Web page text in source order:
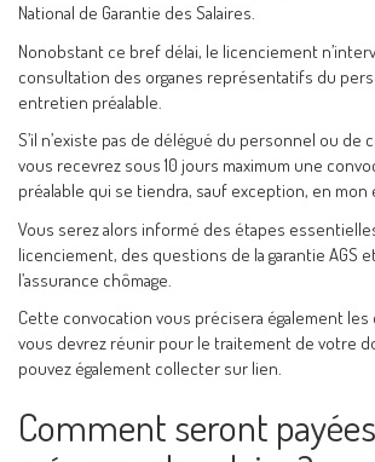
National de Garantie des Salaires.
Nonobstant ce bref délai, le licenciement
consultation des organes représentatifs du
entretien préalable.
S’il n’existe pas de délégué du personnel ou de
vous recevrez sous 10 jours maximum une
préalable qui se tiendra, sauf exception, en mon
Vous serez alors informé des étapes
licenciement, des questions de la garantie AGS
l’assurance chômage.
Cette convocation vous précisera également
vous devrez réunir pour le traitement de votre
pouvez également collecter sur lien.
Comment seront